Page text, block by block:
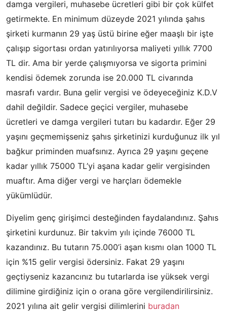
damga vergileri, muhasebe ücretleri gibi bir çok külfet
getirmekte. En minimum düzeyde 2021 yılında şahıs
şirketi kurmanın 29 yaş üstü birine eğer maaşlı bir işte
çalışıp sigortası ordan yatırılıyorsa maliyeti yıllık 7700
TL dir. Ama bir yerde çalışmıyorsa ve sigorta primini
kendisi ödemek zorunda ise 20.000 TL civarında
masrafı vardır. Buna gelir vergisi ve ödeyeceğiniz K.D.V
dahil değildir. Sadece geçici vergiler, muhasebe
ücretleri ve damga vergileri tutarı bu kadardır. Eğer 29
yaşını geçmemişseniz şahıs şirketinizi kurduğunuz ilk yıl
bağkur priminden muafsınız. Ayrıca 29 yaşını geçene
kadar yıllık 75000 TL’yi aşana kadar gelir vergisinden
muaftır. Ama diğer vergi ve harçları ödemekle
yükümlüdür.
Diyelim genç girişimci desteğinden faydalandınız. Şahıs
şirketini kurdunuz. Bir takvim yılı içinde 76000 TL
kazandınız. Bu tutarın 75.000’i aşan kısmı olan 1000 TL
için %15 gelir vergisi ödersiniz. Fakat 29 yaşını
geçtiyseniz kazancınız bu tutarlarda ise yüksek vergi
dilimine girdiğiniz için o orana göre vergilendirilirsiniz.
2021 yılına ait gelir vergisi dilimlerini buradan